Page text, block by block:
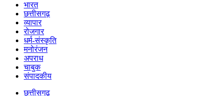
भारत
छत्तीसगढ़
व्यापार
रोजगार
धर्म-संस्कृति
मनोरंजन
अपराध
चाबुक
संपादकीय
छत्तीसगढ़